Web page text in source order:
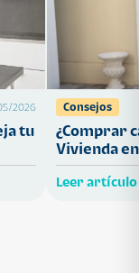
2026
tu
Consejos
¿Comprar
Vivienda
Leer